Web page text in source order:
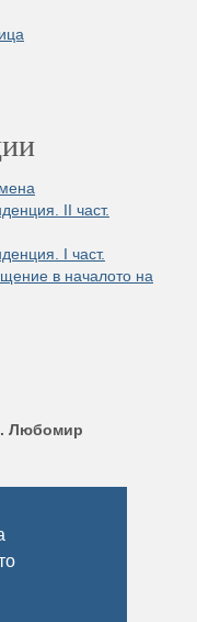
II част.
I част.
в началото на
Любомир